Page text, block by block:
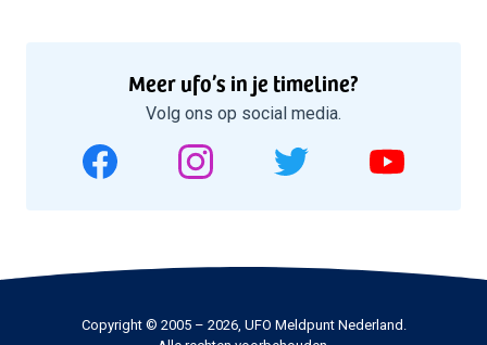
Meer ufo’s in je timeline?
Volg ons op social media.
Copyright © 2005 – 2026, UFO Meldpunt Nederland.